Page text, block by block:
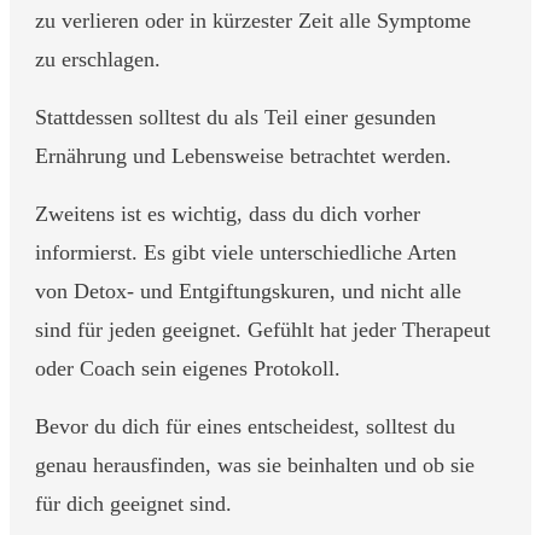
zu verlieren oder in kürzester Zeit alle Symptome
zu erschlagen.
Stattdessen solltest du als Teil einer gesunden
Ernährung und Lebensweise betrachtet werden.
Zweitens ist es wichtig, dass du dich vorher
informierst. Es gibt viele unterschiedliche Arten
von Detox- und Entgiftungskuren, und nicht alle
sind für jeden geeignet. Gefühlt hat jeder Therapeut
oder Coach sein eigenes Protokoll.
Bevor du dich für eines entscheidest, solltest du
genau herausfinden, was sie beinhalten und ob sie
für dich geeignet sind.